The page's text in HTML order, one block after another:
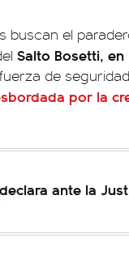
buscan el
Salto Bosetti,
de
por la
ante la